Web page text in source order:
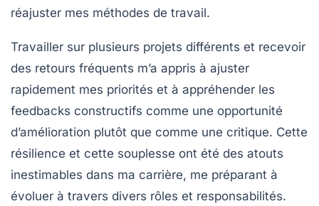
réajuster mes méthodes de travail.
Travailler sur plusieurs projets différents et recevoir
des retours fréquents m’a appris à ajuster
rapidement mes priorités et à appréhender les
feedbacks constructifs comme une opportunité
d’amélioration plutôt que comme une critique. Cette
résilience et cette souplesse ont été des atouts
inestimables dans ma carrière, me préparant à
évoluer à travers divers rôles et responsabilités.